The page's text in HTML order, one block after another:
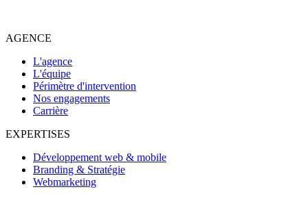
AGENCE
L'agence
L'équipe
Périmètre d'intervention
Nos engagements
Carrière
EXPERTISES
Développement web & mobile
Branding & Stratégie
Webmarketing